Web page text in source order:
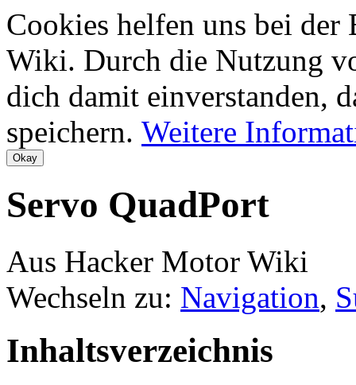
Cookies helfen uns bei
Wiki. Durch die Nutzung
dich damit einverstanden,
speichern. Weitere
Servo QuadPort
Aus Hacker Motor Wiki
Wechseln zu: Navigation,
Inhaltsverzeichnis